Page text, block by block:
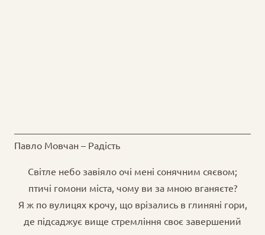
Павло Мовчан – Радість
Світле небо завіяло очі мені сонячним сяєвом;
птичі гомони міста, чому ви за мною вганяєте?
Я ж по вулицях крочу, що врізались в глиняні гори,
де підсаджує вище стремління своє завершений